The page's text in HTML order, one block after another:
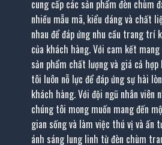
cung cấp các sản phẩm đèn chùm
nhiều mẫu mã, kiểu dáng và chất
nhau để đáp ứng nhu cầu trang trí
của khách hàng. Với cam kết mang
sản phẩm chất lượng và giá cả hợp
tôi luôn nỗ lực để đáp ứng sự hài
khách hàng. Với đội ngũ nhân viên
chúng tôi mong muốn mang đến
gian sống và làm việc thú vị và ấn
ánh sáng lung linh từ đèn chùm